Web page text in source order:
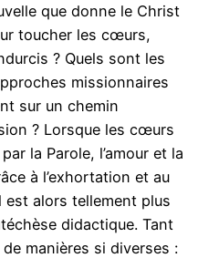
que donne le Christ
toucher les cœurs,
? Quels sont les
missionnaires
sur un chemin
? Lorsque les cœurs
la Parole, l’amour et la
à l’exhortation et au
alors tellement plus
didactique. Tant
manières si diverses :